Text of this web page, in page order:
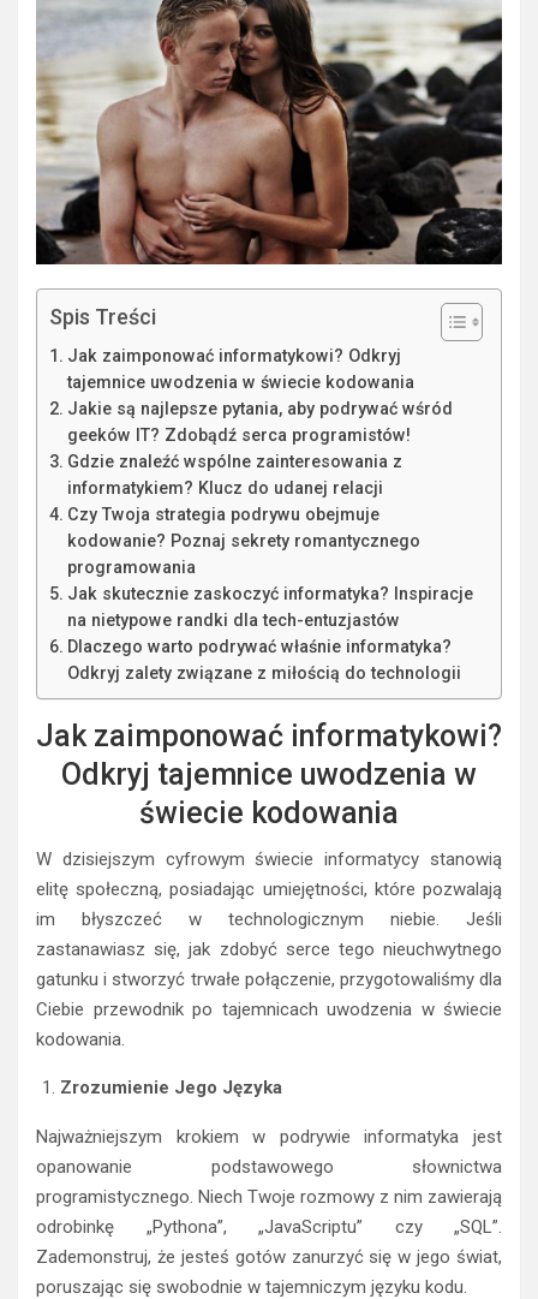
Spis Treści
Jak zaimponować informatykowi? Odkryj
tajemnice uwodzenia w świecie kodowania
Jakie są najlepsze pytania, aby podrywać wśród
geeków IT? Zdobądź serca programistów!
Gdzie znaleźć wspólne zainteresowania z
informatykiem? Klucz do udanej relacji
Czy Twoja strategia podrywu obejmuje
kodowanie? Poznaj sekrety romantycznego
programowania
Jak skutecznie zaskoczyć informatyka? Inspiracje
na nietypowe randki dla tech-entuzjastów
Dlaczego warto podrywać właśnie informatyka?
Odkryj zalety związane z miłością do technologii
Jak zaimponować informatykowi?
Odkryj tajemnice uwodzenia w
świecie kodowania
W dzisiejszym cyfrowym świecie informatycy stanowią
elitę społeczną, posiadając umiejętności, które pozwalają
im błyszczeć w technologicznym niebie. Jeśli
zastanawiasz się, jak zdobyć serce tego nieuchwytnego
gatunku i stworzyć trwałe połączenie, przygotowaliśmy dla
Ciebie przewodnik po tajemnicach uwodzenia w świecie
kodowania.
Zrozumienie Jego Języka
Najważniejszym krokiem w podrywie informatyka jest
opanowanie podstawowego słownictwa
programistycznego. Niech Twoje rozmowy z nim zawierają
odrobinkę „Pythona”, „JavaScriptu” czy „SQL”.
Zademonstruj, że jesteś gotów zanurzyć się w jego świat,
poruszając się swobodnie w tajemniczym języku kodu.